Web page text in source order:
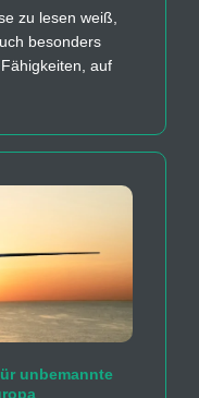
zu lesen weiß,
besonders
auf
unbemannte